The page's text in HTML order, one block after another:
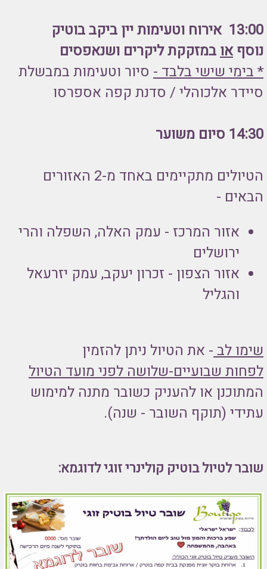
13:00 אירוח וטעימות יין ביקב בוטיק
נוסףאובמזקקת ליקרים ושנאפסים
* בימי שישי בלבד - סיור וטעימות במבשלת
סיידר אלכוהלי / סדנת קפה אספרסו
14:30 סיום משוער
הטיולים מתקיימים באחד מ-2 האזורים
הבאים -
אזור המרכז - עמק האלה, השפלה והרי
ירושלים
אזור הצפון - זכרון יעקב, עמק יזרעאל
והגליל
שימו לב- את הטיול ניתן להזמין
לפחות שבועיים-שלושה לפני מועד הטיול
המתוכנן או להעניק כשובר מתנה למימוש
עתידי (תוקף השובר - שנה).
שובר לטיול בוטיק קולינרי זוגי לדוגמא: